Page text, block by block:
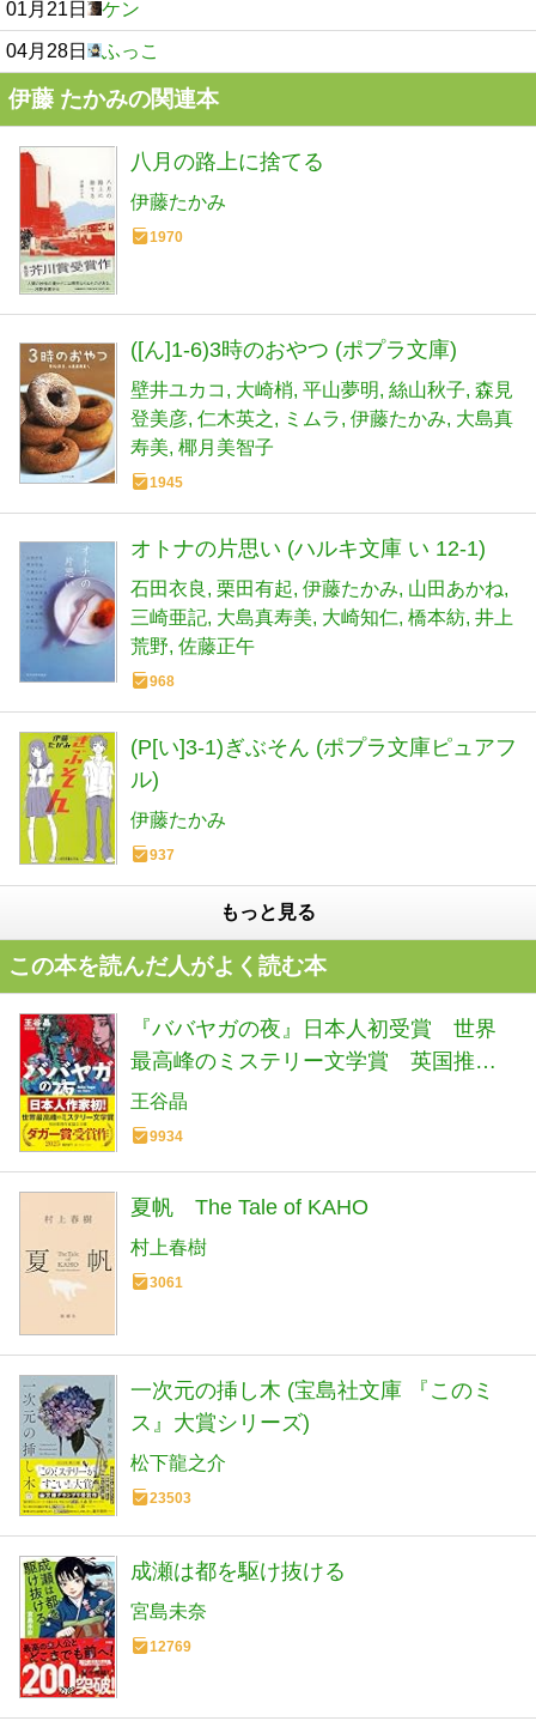
01月21日 ケン
04月28日 ふっこ
伊藤 たかみの関連本
八月の路上に捨てる
伊藤たかみ
1970
([ん]1-6)3時のおやつ (ポプラ文庫)
壁井ユカコ 大崎梢 平山夢明 絲山秋子 森見
登美彦 仁木英之 ミムラ 伊藤たかみ 大島真
寿美 椰月美智子
1945
オトナの片思い (ハルキ文庫 い 12-1)
石田衣良 栗田有起 伊藤たかみ 山田あかね
三崎亜記 大島真寿美 大崎知仁 橋本紡 井上
荒野 佐藤正午
968
(P[い]3-1)ぎぶそん (ポプラ文庫ピュアフ
ル)
伊藤たかみ
937
もっと見る
この本を読んだ人がよく読む本
『ババヤガの夜』日本人初受賞 世界
最高峰のミステリー文学賞 英国推理
作家協会賞(ダガー賞） (河出文庫 お 46-
1)
王谷晶
9934
夏帆 The Tale of KAHO
村上春樹
3061
一次元の挿し木 (宝島社文庫 『このミ
ス』大賞シリーズ)
松下龍之介
23503
成瀬は都を駆け抜ける
宮島未奈
12769